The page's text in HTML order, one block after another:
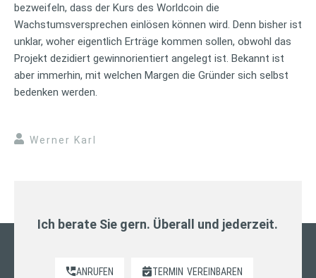
bezweifeln, dass der Kurs des Worldcoin die
Wachstumsversprechen einlösen können wird. Denn bisher ist
unklar, woher eigentlich Erträge kommen sollen, obwohl das
Projekt dezidiert gewinnorientiert angelegt ist. Bekannt ist
aber immerhin, mit welchen Margen die Gründer sich selbst
bedenken werden.
Werner Karl
Ich berate Sie gern. Überall und jederzeit.
ANRUFEN TERMIN VEREINBAREN